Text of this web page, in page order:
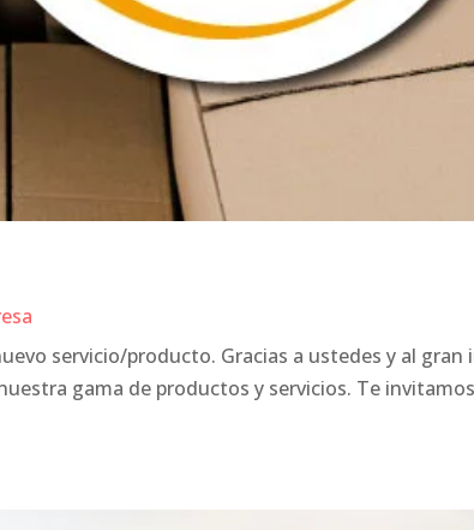
servicio/producto. Gracias a ustedes y al
gama de productos y servicios. Te